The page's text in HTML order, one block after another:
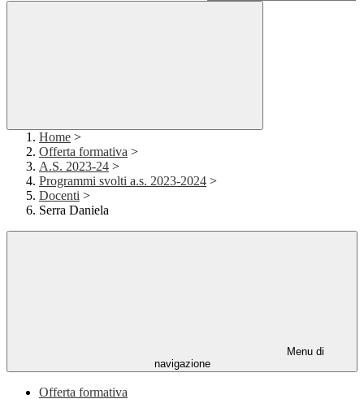
Home >
Offerta formativa >
A.S. 2023-24 >
Programmi svolti a.s. 2023-2024 >
Docenti >
Serra Daniela
Menu di
navigazione
Offerta formativa